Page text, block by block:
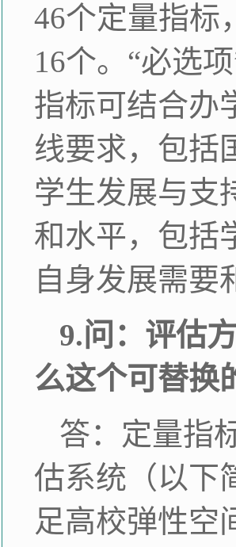
46个定量指标
16个。“必选
指标可结合办
线要求，包括
学生发展与支
和水平，包括
自身发展需要
9.问：评估
么这个可替换
答：定量指
估系统（以下
足高校弹性空